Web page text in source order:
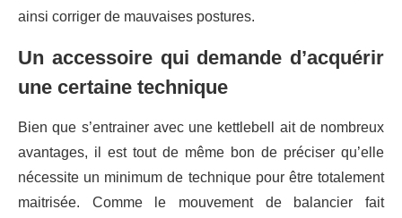
ainsi corriger de mauvaises postures.
Un accessoire qui demande d’acquérir
une certaine technique
Bien que s’entrainer avec une kettlebell ait de nombreux
avantages, il est tout de même bon de préciser qu’elle
nécessite un minimum de technique pour être totalement
maitrisée. Comme le mouvement de balancier fait